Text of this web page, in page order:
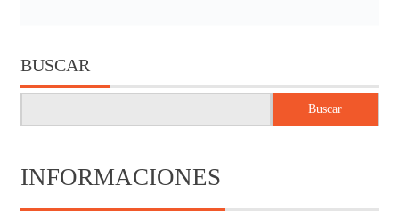
BUSCAR
Buscar
INFORMACIONES